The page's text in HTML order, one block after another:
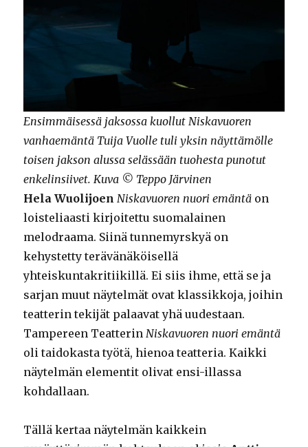
Ensimmäisessä jaksossa kuollut Niskavuoren
vanhaemäntä Tuija Vuolle tuli yksin näyttämölle
toisen jakson alussa selässään tuohesta punotut
enkelinsiivet. Kuva © Teppo Järvinen
Hela Wuolijoen Niskavuoren nuori emäntä on
loisteliaasti kirjoitettu suomalainen
melodraama. Siinä tunnemyrskyä on
kehystetty terävänäköisellä
yhteiskuntakritiikillä. Ei siis ihme, että se ja
sarjan muut näytelmät ovat klassikkoja, joihin
teatterin tekijät palaavat yhä uudestaan.
Tampereen Teatterin Niskavuoren nuori emäntä
oli taidokasta työtä, hienoa teatteria. Kaikki
näytelmän elementit olivat ensi-illassa
kohdallaan.
Tällä kertaa näytelmän kaikkein